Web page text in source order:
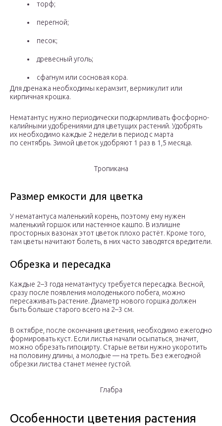
торф;
перегной;
песок;
древесный уголь;
сфагнум или сосновая кора.
Для дренажа необходимы керамзит, вермикулит или
кирпичная крошка.
Нематантус нужно периодически подкармливать фосфорно-
калийными удобрениями для цветущих растений. Удобрять
их необходимо каждые 2 недели в период с марта
по сентябрь. Зимой цветок удобряют 1 раз в 1,5 месяца.
Тропикана
Размер емкости для цветка
У нематантуса маленький корень, поэтому ему нужен
маленький горшок или настенное кашпо. В излишне
просторных вазонах этот цветок плохо растёт. Кроме того,
там цветы начитают болеть, в них часто заводятся вредители.
Обрезка и пересадка
Каждые 2–3 года нематантусу требуется пересадка. Весной,
сразу после появления молоденького побега, можно
пересаживать растение. Диаметр нового горшка должен
быть больше старого всего на 2–3 см.
В октябре, после окончания цветения, необходимо ежегодно
формировать куст. Если листья начали осыпаться, значит,
можно обрезать гипоцирту. Старые ветви нужно укоротить
на половину длины, а молодые — на треть. Без ежегодной
обрезки листва станет менее густой.
Глабра
Особенности цветения растения